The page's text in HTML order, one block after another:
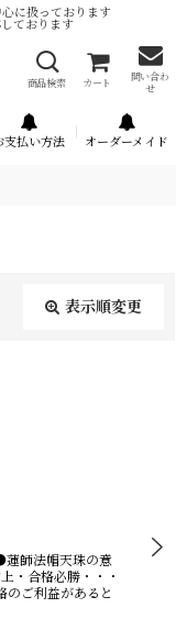
に扱っております
ております
商品検索 カート
問い合わ
せ
支払い方法 オーダーメイド
表示順変更
師法帽天珠の意
・合格必勝・・・
のご利益があると